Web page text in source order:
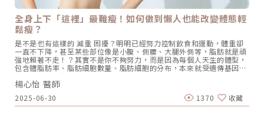
體狀況不同，每台體雕儀器也有各自擅長的項目，在體雕療程選擇上建
議先與專業醫師溝通想達到的效果及預算，由醫師針對情況客製化體雕
療程，找出最適合你的方式，雕塑出理想的健康好體態。❤️初樂極緻美
學❤️??YouTube 頻道??https://m.youtube.com/@user-nl6hg2ly8m
❤️Dr. Clara 鄭雅瑜院長粉絲專頁https://pse.is/3mr5av❤️初樂極緻美
學官方網頁https://cjtrueloveblog.com❤️看更多鄭雅瑜醫師精彩案例
https://worthit.com.tw/content/doctor/142/case
全身上下「這裡」最難瘦！如何做到懶人也能改變體態輕
鬆瘦？
是不是也有這樣的 減重 困擾？明明已經努力控制飲食和運動，體重卻
一直不下降，甚至某些部位像是小腹、側腰、大腿外側等，脂肪就是頑
強地賴著不走！？其實不是你不夠努力，而是因為每個人天生的體型，
包含體脂肪率、脂肪細胞數量、脂肪細胞的分布，本來就受遺傳基因影
響因人而異，造成有些人天生容易胖、有些人怎麼吃都瘦，有些人則總
是胖在特定部位上！為了幫助有局部肥胖或體態管理需求的族群，更輕
鬆打造理想身形，芯漾皮膚科更專設體態減重門診，不僅由專業家醫科
王靖雰醫師針對每個人身體素質、生活作息、飲食習慣給予全方位評
估，並結合醫美體雕儀器，幫助你針對性地改善難瘦部位，包含冷凍減
楊心怡 醫師
2025-06-30 1370 收藏